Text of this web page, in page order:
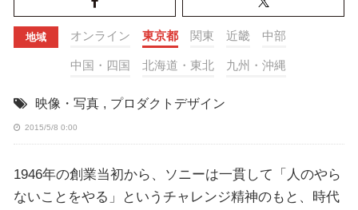
地域 オンライン 東京都 関東 近畿 中部
中国・四国 北海道・東北 九州・沖縄
映像・写真 , プロダクトデザイン
2015/5/8 0:00
1946年の創業当初から、ソニーは一貫して「人のやら
ないことをやる」というチャレンジ精神のもと、時代